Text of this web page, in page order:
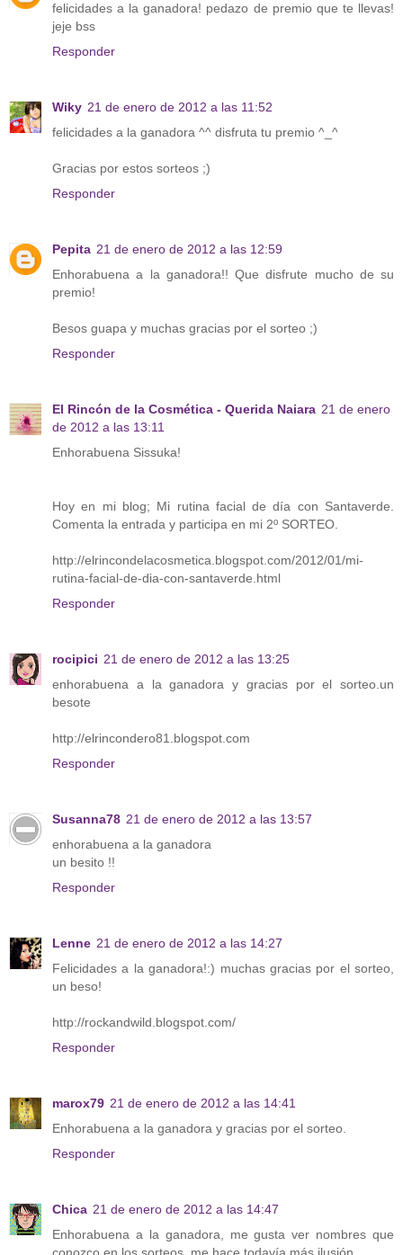
felicidades a la ganadora! pedazo de premio que te llevas!
jeje bss
Responder
Wiky 21 de enero de 2012 a las 11:52
felicidades a la ganadora ^^ disfruta tu premio ^_^
Gracias por estos sorteos ;)
Responder
Pepita 21 de enero de 2012 a las 12:59
Enhorabuena a la ganadora!! Que disfrute mucho de su
premio!
Besos guapa y muchas gracias por el sorteo ;)
Responder
El Rincón de la Cosmética - Querida Naiara 21 de enero
de 2012 a las 13:11
Enhorabuena Sissuka!
Hoy en mi blog; Mi rutina facial de día con Santaverde.
Comenta la entrada y participa en mi 2º SORTEO.
http://elrincondelacosmetica.blogspot.com/2012/01/mi-
rutina-facial-de-dia-con-santaverde.html
Responder
rocipici 21 de enero de 2012 a las 13:25
enhorabuena a la ganadora y gracias por el sorteo.un
besote
http://elrincondero81.blogspot.com
Responder
Susanna78 21 de enero de 2012 a las 13:57
enhorabuena a la ganadora
un besito !!
Responder
Lenne 21 de enero de 2012 a las 14:27
Felicidades a la ganadora!:) muchas gracias por el sorteo,
un beso!
http://rockandwild.blogspot.com/
Responder
marox79 21 de enero de 2012 a las 14:41
Enhorabuena a la ganadora y gracias por el sorteo.
Responder
Chica 21 de enero de 2012 a las 14:47
Enhorabuena a la ganadora, me gusta ver nombres que